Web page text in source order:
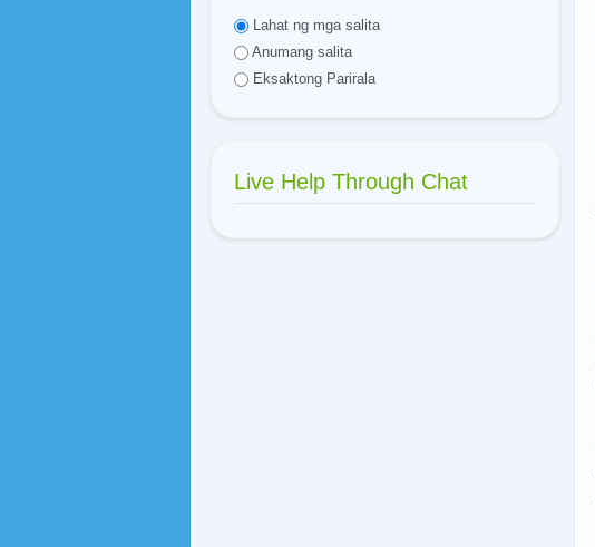
Lahat ng mga salita
Anumang salita
Eksaktong Parirala
Live Help Through Chat